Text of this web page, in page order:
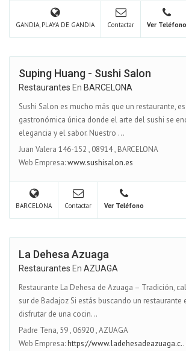
GANDIA, PLAYA DE GANDIA Contactar Ver Teléfono
Suping Huang - Sushi Salon
Restaurantes En BARCELONA
Sushi Salon es mucho más que un restaurante,
gastronómica única donde el arte del sushi se
elegancia y el sabor. Nuestro ...
Juan Valera 146-152 , 08914, BARCELONA
Web Empresa:www.sushisalon.es
BARCELONA Contactar Ver Teléfono
La Dehesa Azuaga
Restaurantes En AZUAGA
Restaurante La Dehesa de Azuaga – Tradición,
sur de Badajoz Si estás buscando un restaurante
disfrutar de una cocin...
Padre Tena, 59, 06920,AZUAGA
Web Empresa:https://www.ladehesadeazuaga.c...